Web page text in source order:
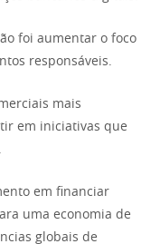
foi aumentar o foco
responsáveis.
mais
em iniciativas que
em financiar
uma economia de
globais de